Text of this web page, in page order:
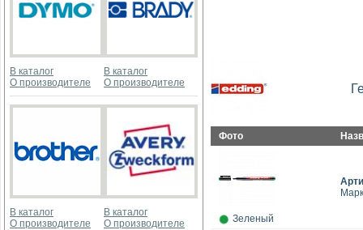
В каталог
О производителе
В каталог
О производителе
В каталог
О производителе
В каталог
О производителе
Фото
Зеленый